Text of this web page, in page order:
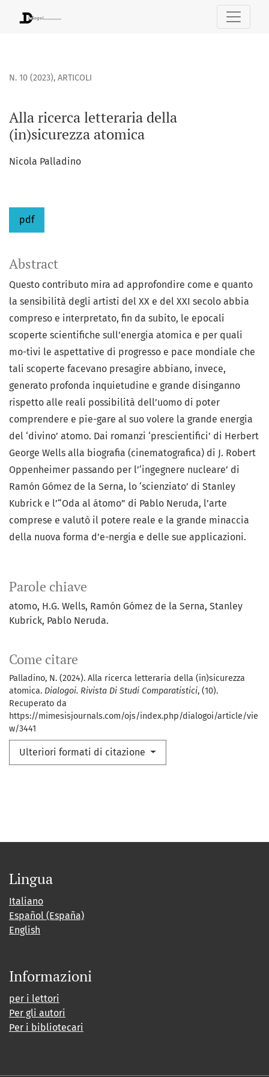
Alla ricerca letteraria della (in)sicurezza atomica
N. 10 (2023), ARTICOLI
Alla ricerca letteraria della
(in)sicurezza atomica
Nicola Palladino
pdf
Parole chiave
atomo, H.G. Wells, Ramón Gómez de la Serna, Stanley
Kubrick, Pablo Neruda.
Come citare
Palladino, N. (2024). Alla ricerca letteraria della (in)sicurezza
atomica. Dialogoi. Rivista Di Studi Comparatistici, (10).
Recuperato da
https://mimesisjournals.com/ojs/index.php/dialogoi/article/vie
w/3441
Ulteriori formati di citazione
Abstract
Questo contributo mira ad approfondire come e quanto
la sensibilità degli artisti del XX e del XXI secolo abbia
compreso e interpretato, fin da subito, le epocali
scoperte scientifiche sull’energia atomica e per quali
mo-tivi le aspettative di progresso e pace mondiale che
tali scoperte facevano presagire abbiano, invece,
generato profonda inquietudine e grande disinganno
rispetto alle reali possibilità dell’uomo di poter
comprendere e pie-gare al suo volere la grande energia
del ‘divino’ atomo. Dai romanzi ‘prescientifici’ di Herbert
George Wells alla biografia (cinematografica) di J. Robert
Oppenheimer passando per l’‘ingegnere nucleare’ di
Ramón Gómez de la Serna, lo ‘scienziato’ di Stanley
Kubrick e l’“Oda al átomo” di Pablo Neruda, l’arte
comprese e valutò il potere reale e la grande minaccia
della nuova forma d’e-nergia e delle sue applicazioni.
Lingua
Italiano
Español (España)
English
Informazioni
per i lettori
Per gli autori
Per i bibliotecari